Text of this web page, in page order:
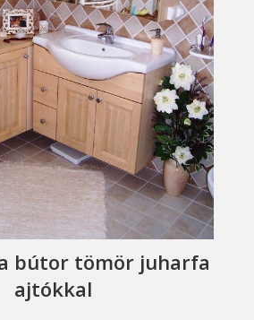
bútor tömör juharfa
ajtókkal